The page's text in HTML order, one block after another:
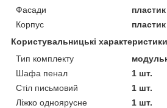
Фасади
пластик
Корпус
пластик
Користувальницькі характеристики
Тип комплекту
Шафа пенал
1 шт.
Стіл письмовий
1 шт.
Ліжко одноярусне
1 шт.